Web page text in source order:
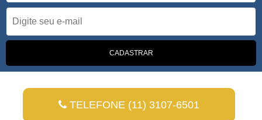
TELEFONE (11) 3107-6501